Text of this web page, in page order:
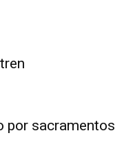
por sacramentos